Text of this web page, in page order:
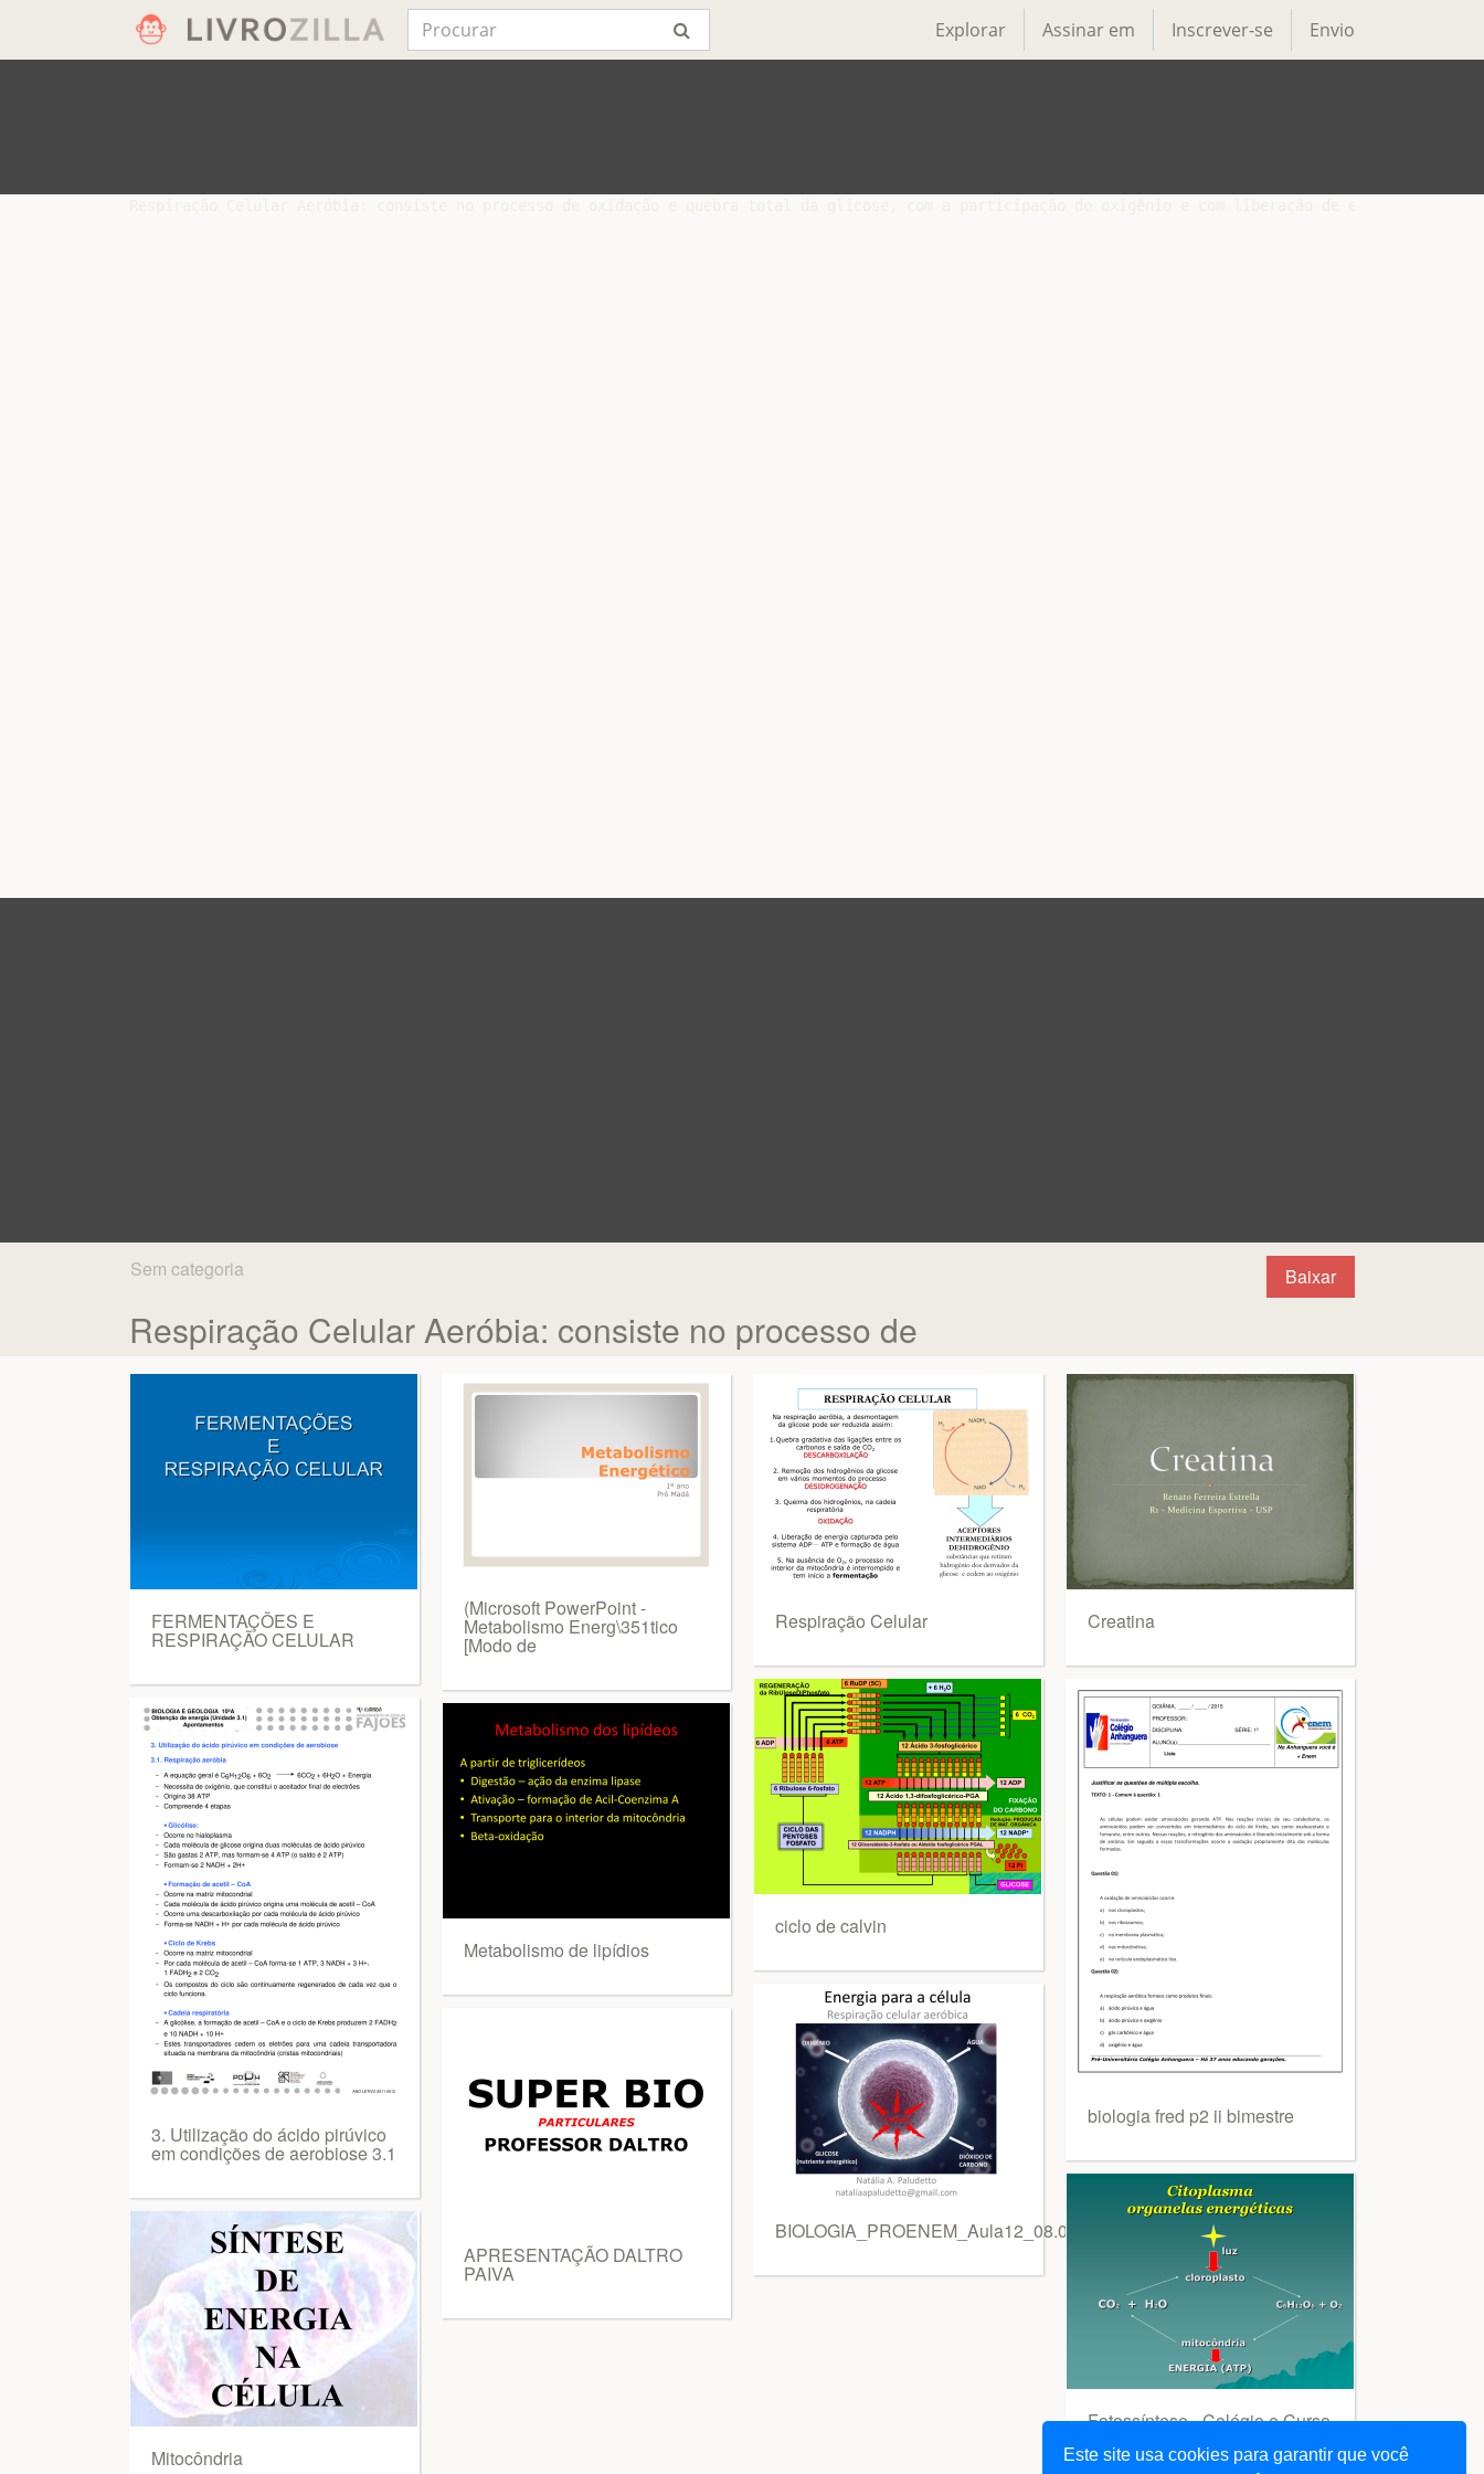
Este site usa cookies para garantir que você
Explorar Assinar em Inscrever-se Envio
Baixar
Sem categoria
Respiração Celular Aeróbia: consiste no processo de
FERMENTAÇÕES E
RESPIRAÇÃO CELULAR
3. Utilização do ácido pirúvico
em condições de aerobiose 3.1
Mitocôndria
(Microsoft PowerPoint -
Metabolismo Energ\351tico
[Modo de
Metabolismo de lipídios
APRESENTAÇÃO DALTRO
PAIVA
Respiração Celular
ciclo de calvin
BIOLOGIA_PROENEM_Aula12_08.04.14
Creatina
biologia fred p2 ii bimestre
Fotossíntese - Colégio e Curso